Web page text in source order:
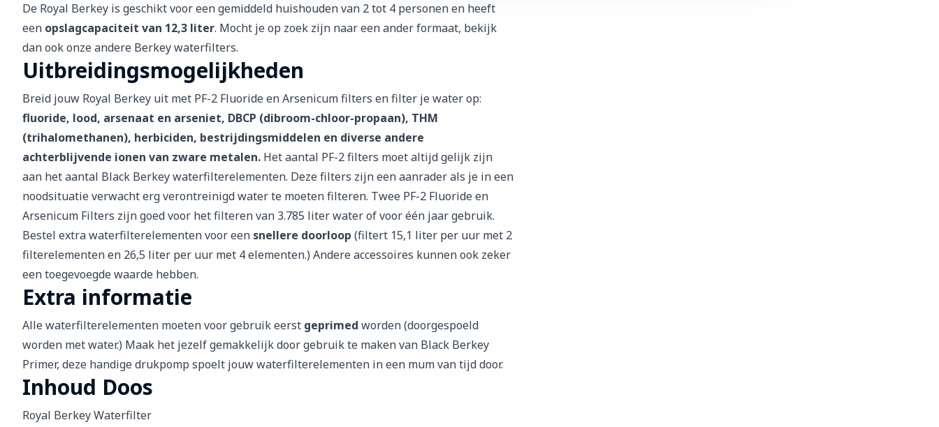
De Royal Berkey is geschikt voor een gemiddeld huishouden van 2 tot 4 personen en heeft
een opslagcapaciteit van 12,3 liter. Mocht je op zoek zijn naar een ander formaat, bekijk
dan ook onze andere Berkey waterfilters.
Uitbreidingsmogelijkheden
Breid jouw Royal Berkey uit met PF-2 Fluoride en Arsenicum filters en filter je water op:
fluoride, lood, arsenaat en arseniet, DBCP (dibroom-chloor-propaan), THM
(trihalomethanen), herbiciden, bestrijdingsmiddelen en diverse andere
achterblijvende ionen van zware metalen. Het aantal PF-2 filters moet altijd gelijk zijn
aan het aantal Black Berkey waterfilterelementen. Deze filters zijn een aanrader als je in een
noodsituatie verwacht erg verontreinigd water te moeten filteren. Twee PF-2 Fluoride en
Arsenicum Filters zijn goed voor het filteren van 3.785 liter water of vooréén jaar gebruik.
Bestel extra waterfilterelementen voor een snellere doorloop (filtert 15,1 liter per uur met 2
filterelementen en 26,5 liter per uur met 4 elementen.) Andereaccessoires kunnen ook zeker
een toegevoegde waarde hebben.
Extra informatie
Alle waterfilterelementen moeten voor gebruik eerst geprimed worden (doorgespoeld
worden met water.) Maak het jezelf gemakkelijk door gebruik te maken van Black Berkey
Primer, deze handige drukpomp spoelt jouw waterfilterelementen in een mum van tijd door.
Inhoud Doos
Royal Berkey Waterfilter